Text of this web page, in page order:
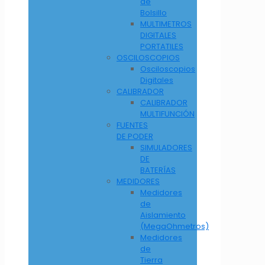
Bolsillo
MULTIMETROS
DIGITALES
PORTATILES
OSCILOSCOPIOS
Osciloscopios
Digitales
CALIBRADOR
CALIBRADOR
MULTIFUNCIÓN
FUENTES
DE PODER
SIMULADORES
DE
BATERÍAS
MEDIDORES
Medidores
de
Aislamiento
(MegaOhmetros)
Medidores
de
Tierra